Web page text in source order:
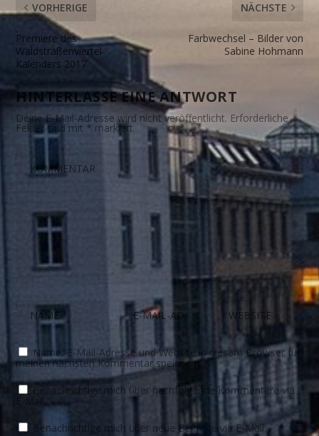
VORHERIGE
Premiere des
Waldstraßenviertel-
Kalenders 2017
NÄCHSTE
Farbwechsel – Bilder von
Sabine Hohmann
HINTERLASSE EINE ANTWORT
Deine E-Mail-Adresse wird nicht veröffentlicht. Erforderliche
Felder sind mit * markiert
Name, E-Mail-Adresse und Website in diesem Browser für
meinen nächsten Kommentar speichern.
Benachrichtige mich über nachfolgende Kommentare via
E-Mail.
Benachrichtige mich über neue Beiträge via E-Mail.